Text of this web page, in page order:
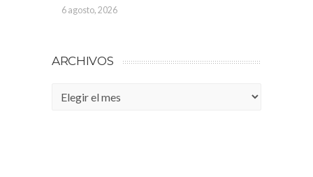
6 agosto, 2026
ARCHIVOS
Archivos